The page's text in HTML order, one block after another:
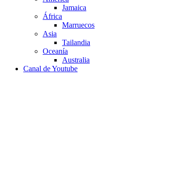
Jamaica
África
Marruecos
Asia
Tailandia
Oceanía
Australia
Canal de Youtube